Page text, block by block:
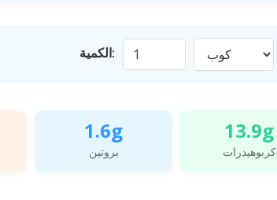
الكمية:
1.6g
بروتين
13.9g
كربوهيدرات